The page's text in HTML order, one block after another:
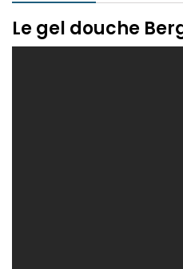
Le gel douche